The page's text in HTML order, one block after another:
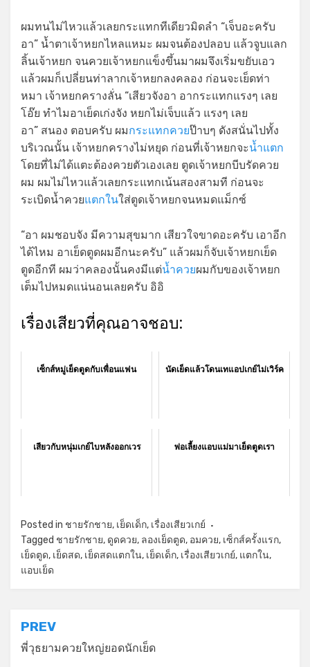
ผมทนไม่ไหวแล้วเลยกระแทกทีเดียวมิดลำ “เจ็บอะครับ
อา” น้ำตาเจ้าหยกไหลแหมะ ผมจนต้องปลอบ แล้วจูบแลก
ลิ้นเจ้าหยก จนควยเจ้าหยกแข็งขึ้นมาผมจึงเริ่มขยับเอว
แล้วผมก็เปลี่ยนท่าลากเจ้าหยกลงคลอง ก่อนจะเย็ดท่า
หมา เจ้าหยกครางลั่น “เสียวจังอา อากระแทกแรงๆ เลย
โอ๊ย ทำไมอาเย็ดเก่งจัง หยกไม่เจ็บแล้ว แรงๆ เลย
อา” สนอง ตอบครับ ผมกระแทกควยป๊าบๆ ดังสนั่นไปทั้ง
บริเวณนั้น เจ้าหยกครางไม่หยุด ก่อนที่เจ้าหยกจะน้ำแตก
โดยที่ไม่ได้แตะต้องควยตัวเองเลย ตูดเจ้าหยกบีบรัดควย
ผม ผมไม่ไหวแล้วเลยกระแทกเน้นสองสามที ก่อนจะ
ระเบิดน้ำควยแตกในใส่ตูดเจ้าหยกจนหมดแม็กซ์
“อา ผมชอบจัง มีความสุขมาก เสียวใจขาดอะครับ เอาอีก
ได้ไหม อาเย็ดตูดผมอีกนะครับ” แล้วผมก็จับเจ้าหยกเย็ด
ตูดอีกที ผมว่าคลองนั้นคงมีแต่น้ำควยผมกับของเจ้าหยก
เต็มไปหมดแน่นอนเลยครับ อิอิ
เรื่องเสียวที่คุณอาจชอบ:
เซ็กส์หมู่เย็ดตูดกับเพื่อนแฟน นัดเย็ดแล้วโดนเทแอปเกย์ไม่เวิร์ค
เสียวกับหนุ่มเกย์ไบหลังออกเวร พ่อเลี้ยงแอบแม่มาเย็ดตูดเรา
Posted in ชายรักชาย, เย็ดเด็ก, เรื่องเสียวเกย์
Tagged ชายรักชาย, ดูดควย, ลองเย็ดตูด, อมควย, เซ็กส์ครั้งแรก,
เย็ดตูด, เย็ดสด, เย็ดสดแตกใน, เย็ดเด็ก, เรื่องเสียวเกย์, แตกใน,
แอบเย็ด
แนะแนว
เรื่อง
PREV
พี่วุธยามควยใหญ่ยอดนักเย็ด